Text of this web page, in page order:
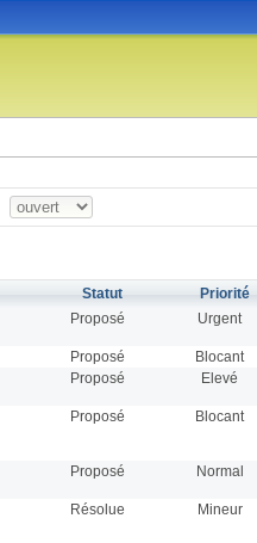
Statut Priorité
Proposé Urgent
Proposé Blocant
Proposé Elevé
Proposé Blocant
Proposé Normal
Résolue Mineur